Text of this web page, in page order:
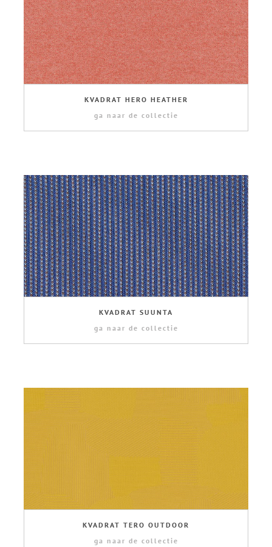
KVADRAT HERO HEATHER
ga naar de collectie
KVADRAT SUUNTA
ga naar de collectie
KVADRAT TERO OUTDOOR
ga naar de collectie